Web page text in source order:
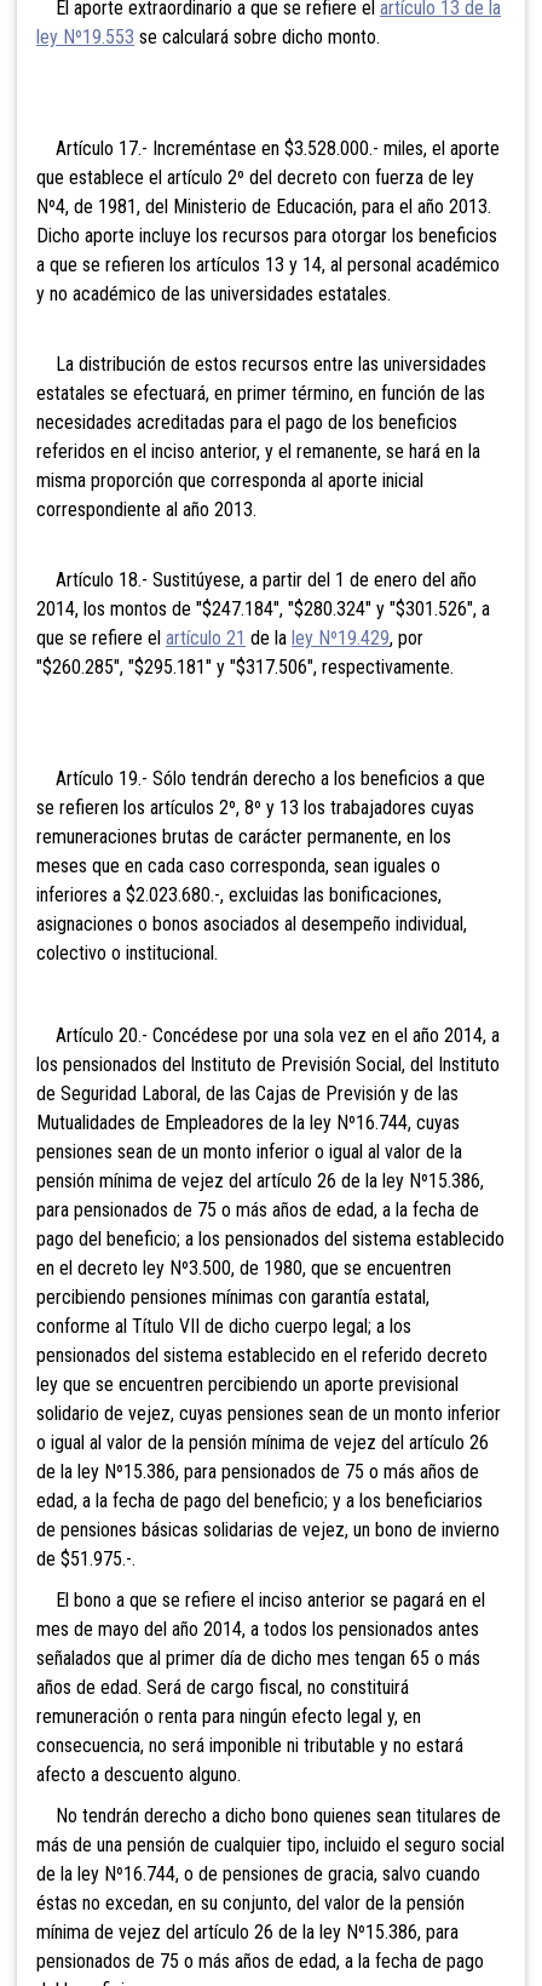
El aporte extraordinario a que se refiere el artículo 13 de la
ley Nº19.553 se calculará sobre dicho monto.
Artículo 17.- Increméntase en $3.528.000.- miles, el aporte
que establece el artículo 2º del decreto con fuerza de ley
Nº4, de 1981, del Ministerio de Educación, para el año 2013.
Dicho aporte incluye los recursos para otorgar los beneficios
a que se refieren los artículos 13 y 14, al personal académico
y no académico de las universidades estatales.
La distribución de estos recursos entre las universidades
estatales se efectuará, en primer término, en función de las
necesidades acreditadas para el pago de los beneficios
referidos en el inciso anterior, y el remanente, se hará en la
misma proporción que corresponda al aporte inicial
correspondiente al año 2013.
Artículo 18.- Sustitúyese, a partir del 1 de enero del año
2014, los montos de "$247.184", "$280.324" y "$301.526", a
que se refiere el artículo 21 de la ley Nº19.429, por
"$260.285", "$295.181" y "$317.506", respectivamente.
Artículo 19.- Sólo tendrán derecho a los beneficios a que
se refieren los artículos 2º, 8º y 13 los trabajadores cuyas
remuneraciones brutas de carácter permanente, en los
meses que en cada caso corresponda, sean iguales o
inferiores a $2.023.680.-, excluidas las bonificaciones,
asignaciones o bonos asociados al desempeño individual,
colectivo o institucional.
Artículo 20.- Concédese por una sola vez en el año 2014, a
los pensionados del Instituto de Previsión Social, del Instituto
de Seguridad Laboral, de las Cajas de Previsión y de las
Mutualidades de Empleadores de la ley Nº16.744, cuyas
pensiones sean de un monto inferior o igual al valor de la
pensión mínima de vejez del artículo 26 de la ley Nº15.386,
para pensionados de 75 o más años de edad, a la fecha de
pago del beneficio; a los pensionados del sistema establecido
en el decreto ley Nº3.500, de 1980, que se encuentren
percibiendo pensiones mínimas con garantía estatal,
conforme al Título VII de dicho cuerpo legal; a los
pensionados del sistema establecido en el referido decreto
ley que se encuentren percibiendo un aporte previsional
solidario de vejez, cuyas pensiones sean de un monto inferior
o igual al valor de la pensión mínima de vejez del artículo 26
de la ley Nº15.386, para pensionados de 75 o más años de
edad, a la fecha de pago del beneficio; y a los beneficiarios
de pensiones básicas solidarias de vejez, un bono de invierno
de $51.975.-.
El bono a que se refiere el inciso anterior se pagará en el
mes de mayo del año 2014, a todos los pensionados antes
señalados que al primer día de dicho mes tengan 65 o más
años de edad. Será de cargo fiscal, no constituirá
remuneración o renta para ningún efecto legal y, en
consecuencia, no será imponible ni tributable y no estará
afecto a descuento alguno.
No tendrán derecho a dicho bono quienes sean titulares de
más de una pensión de cualquier tipo, incluido el seguro social
de la ley Nº16.744, o de pensiones de gracia, salvo cuando
éstas no excedan, en su conjunto, del valor de la pensión
mínima de vejez del artículo 26 de la ley Nº15.386, para
pensionados de 75 o más años de edad, a la fecha de pago